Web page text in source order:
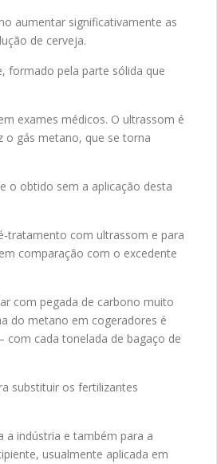
aumentar significativamente as
de cerveja.
formado pela parte sólida que
exames médicos. O ultrassom é
o gás metano, que se torna
o obtido sem a aplicação desta
tratamento com ultrassom e para
comparação com o excedente
com pegada de carbono muito
do metano em cogeradores é
com cada tonelada de bagaço de
substituir os fertilizantes
a indústria e também para a
usualmente aplicada em